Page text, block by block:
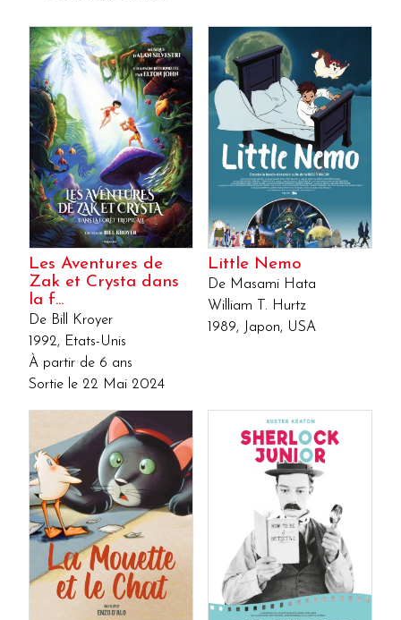
Les Aventures de
Zak et Crysta dans
la f...
De Bill Kroyer
1992, Etats-Unis
À partir de 6 ans
Sortie le 22 Mai 2024
Little Nemo
De Masami Hata
William T. Hurtz
1989, Japon, USA